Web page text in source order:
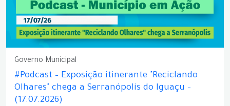
Governo Municipal
#Podcast – Exposição itinerante "Reciclando
Olhares" chega a Serranópolis do Iguaçu –
(17.07.2026)